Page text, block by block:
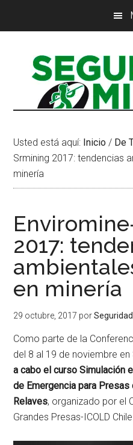
principal
Usted está aquí: Inicio / De
Srmining 2017: tendencias
minería
2017:
en minería
29 octubre, 2017 por
Como parte de la
del 8 al 19 de noviembre en
a cabo el curso Simulación
de Emergencia para Presas
Relaves, organizado por el
Grandes Presas-ICOLD